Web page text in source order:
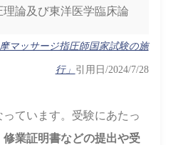
論及び東洋医学臨床論
マッサージ指圧師国家試験の施
行」 引用日/2024/7/28
ています。受験にあたっ
修業証明書などの提出や受